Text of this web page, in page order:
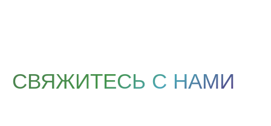
СВЯЖИТЕСЬ С НАМИ